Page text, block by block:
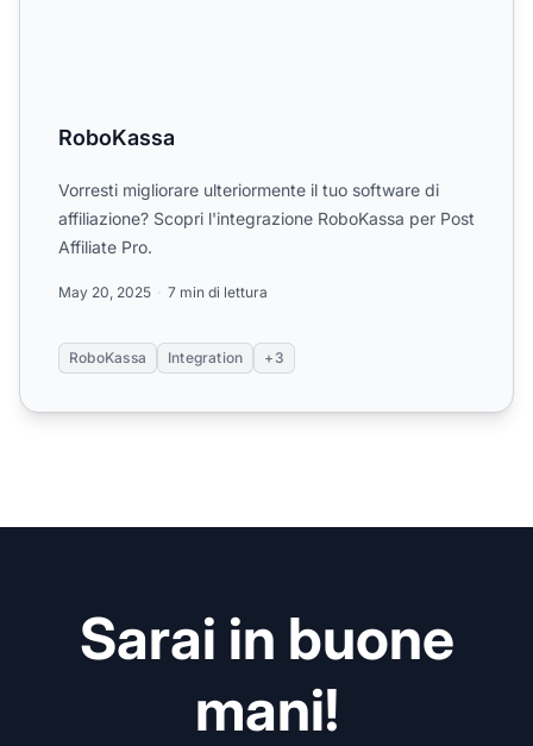
RoboKassa
Vorresti migliorare ulteriormente il tuo software di
affiliazione? Scopri l'integrazione RoboKassa per Post
Affiliate Pro.
May 20, 2025 7 min di lettura
RoboKassa Integration +3
Sarai in buone
mani!